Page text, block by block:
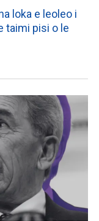
loka e leoleo i
taimi pisi o le